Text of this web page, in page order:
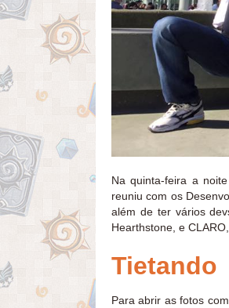
Na quinta-feira a
reuniu com os
além de ter vários
Hearthstone, e
Tietando
Para abrir as fotos